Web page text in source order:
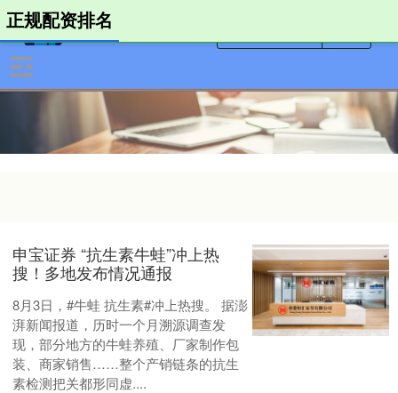
正规配资排名
申宝证券 “抗生素牛蛙”冲上热
搜！多地发布情况通报
8月3日，#牛蛙 抗生素#冲上热搜。 据澎
湃新闻报道，历时一个月溯源调查发
现，部分地方的牛蛙养殖、厂家制作包
装、商家销售……整个产销链条的抗生
素检测把关都形同虚....